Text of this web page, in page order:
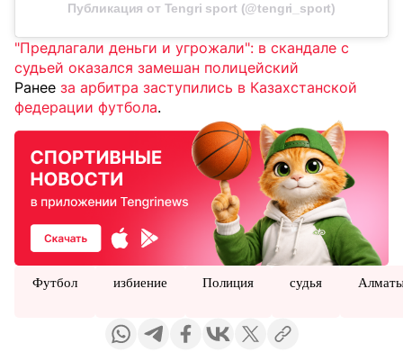
Публикация от Tengri sport (@tengri_sport)
"Предлагали деньги и угрожали": в скандале с
судьей оказался замешан полицейский
Ранее за арбитра заступились в Казахстанской
федерации футбола.
Футбол избиение Полиция судья